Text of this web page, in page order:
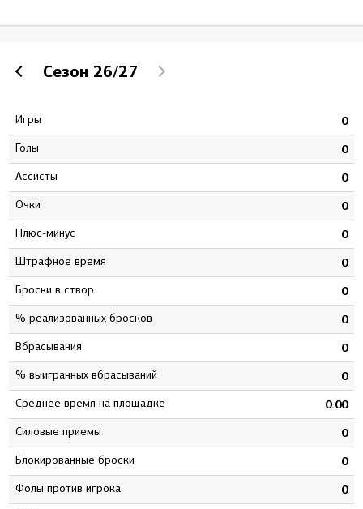
Сезон 26/27
Игры 0
Голы 0
Ассисты 0
Очки 0
Плюс-минус 0
штрафное время 0
Броски в створ 0
% реализованных бросков 0
Вбрасывания 0
% выигранных вбрасываний 0
Среднее время на площадке 0:00
Силовые приемы 0
Блокированные броски 0
Фолы против игрока 0